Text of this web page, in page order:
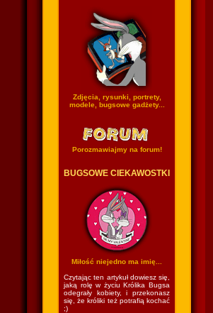
Zdjęcia, rysunki, portrety,
modele, bugsowe gadżety...
Porozmawiajmy na forum!
BUGSOWE CIEKAWOSTKI
Miłość niejedno ma imię...
Czytając ten artykuł dowiesz się,
jaką rolę w życiu Królika Bugsa
odegrały kobiety, i przekonasz
się, że króliki też potrafią kochać
;)